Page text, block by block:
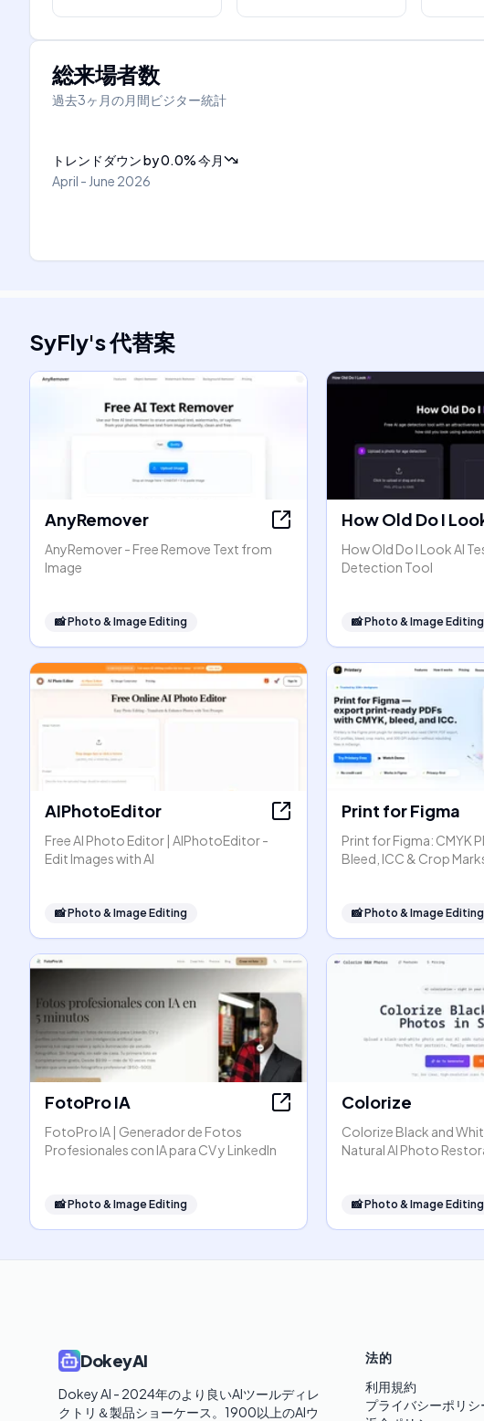
総来場者数
過去3ヶ月の月間ビジター統計
トレンドダウンby0.0%今月
April - June 2026
SyFly's代替案
AnyRemover
AnyRemover - Free Remove Text from
Image
📸Photo & Image Editing
How Old Do I
How Old Do I Look AI
Detection Tool
📸Photo & Image Editing
AIPhotoEditor
Free AI Photo Editor | AIPhotoEditor -
Edit Images with AI
📸Photo & Image Editing
Print for Figma
Print for Figma: CMYK
Bleed, ICC & Crop
📸Photo & Image Editing
FotoPro IA
FotoPro IA | Generador de Fotos
Profesionales con IA para CV y LinkedIn
📸Photo & Image Editing
Colorize
Colorize Black and
Natural AI Photo
📸Photo & Image Editing
DokeyAI
Dokey AI - 2024年のより良いAIツールディレ
クトリ＆製品ショーケース。1900以上のAIウ
法的
利用規約
プライバシーポリシ